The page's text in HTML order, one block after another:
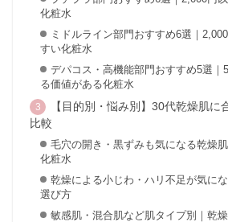
化粧水
ミドルライン部門おすすめ6選｜
すい化粧水
デパコス・高機能部門おすすめ5選｜
る価値がある化粧水
【目的別・悩み別】30代乾燥肌に
比較
毛穴の開き・黒ずみも気になる乾燥
化粧水
乾燥による小じわ・ハリ不足が気に
選び方
敏感肌・混合肌など肌タイプ別｜乾